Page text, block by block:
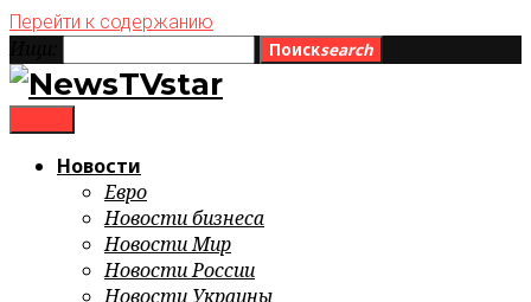
Перейти к содержанию
Поискsearch
Новости
Евро
Новости бизнеса
Новости Мир
Новости России
Новости Украины